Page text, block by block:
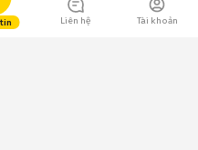
Liên hệ Tài khoản